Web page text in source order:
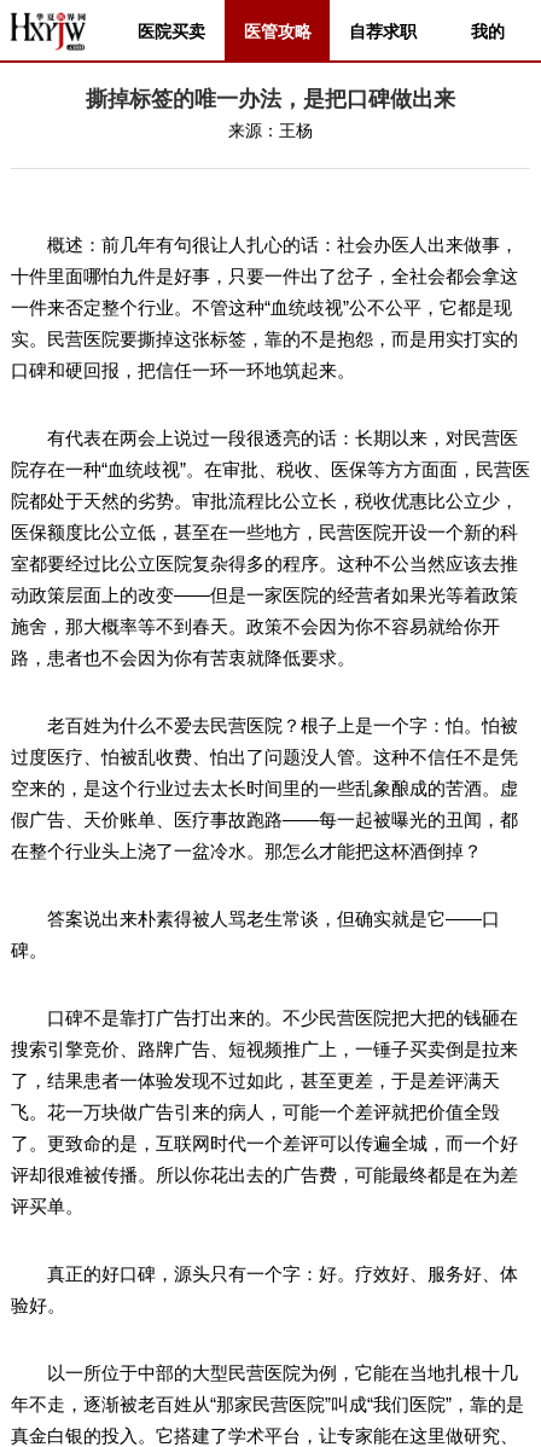
医院买卖 医管攻略 自荐求职 我的
撕掉标签的唯一办法，是把口碑做出来
来源： 王杨
概述：前几年有句很让人扎心的话：社会办医人出来做事，
十件里面哪怕九件是好事，只要一件出了岔子，全社会都会拿这
一件来否定整个行业。不管这种“血统歧视”公不公平，它都是现
实。民营医院要撕掉这张标签，靠的不是抱怨，而是用实打实的
口碑和硬回报，把信任一环一环地筑起来。
有代表在两会上说过一段很透亮的话：长期以来，对民营医
院存在一种“血统歧视”。在审批、税收、医保等方方面面，民营医
院都处于天然的劣势。审批流程比公立长，税收优惠比公立少，
医保额度比公立低，甚至在一些地方，民营医院开设一个新的科
室都要经过比公立医院复杂得多的程序。这种不公当然应该去推
动政策层面上的改变——但是一家医院的经营者如果光等着政策
施舍，那大概率等不到春天。政策不会因为你不容易就给你开
路，患者也不会因为你有苦衷就降低要求。
老百姓为什么不爱去民营医院？根子上是一个字：怕。怕被
过度医疗、怕被乱收费、怕出了问题没人管。这种不信任不是凭
空来的，是这个行业过去太长时间里的一些乱象酿成的苦酒。虚
假广告、天价账单、医疗事故跑路——每一起被曝光的丑闻，都
在整个行业头上浇了一盆冷水。那怎么才能把这杯酒倒掉？
答案说出来朴素得被人骂老生常谈，但确实就是它——口
碑。
口碑不是靠打广告打出来的。不少民营医院把大把的钱砸在
搜索引擎竞价、路牌广告、短视频推广上，一锤子买卖倒是拉来
了，结果患者一体验发现不过如此，甚至更差，于是差评满天
飞。花一万块做广告引来的病人，可能一个差评就把价值全毁
了。更致命的是，互联网时代一个差评可以传遍全城，而一个好
评却很难被传播。所以你花出去的广告费，可能最终都是在为差
评买单。
真正的好口碑，源头只有一个字：好。疗效好、服务好、体
验好。
以一所位于中部的大型民营医院为例，它能在当地扎根十几
年不走，逐渐被老百姓从“那家民营医院”叫成“我们医院”，靠的是
真金白银的投入。它搭建了学术平台，让专家能在这里做研究、